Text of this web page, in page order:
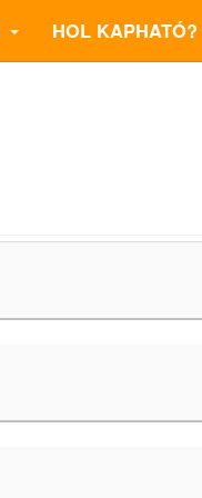
HOL KAPHATÓ?